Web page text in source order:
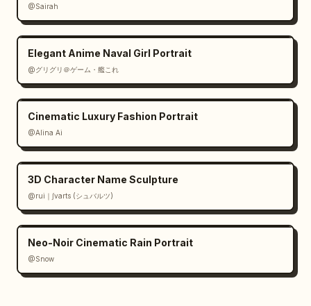
@Sairah
Elegant Anime Naval Girl Portrait
@グリグリ＠ゲーム・艦これ
Cinematic Luxury Fashion Portrait
@Alina Ai
3D Character Name Sculpture
@rui｜∫varts (シュバルツ)
Neo-Noir Cinematic Rain Portrait
@Snow